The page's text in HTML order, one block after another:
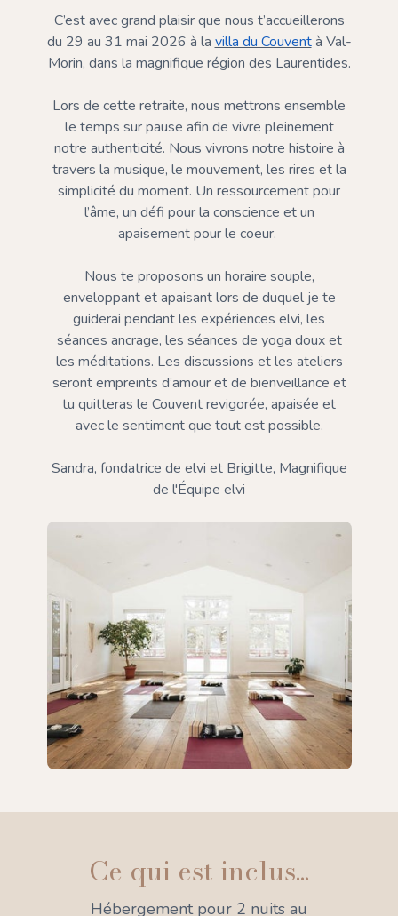
C’est avec grand plaisir que nous t’accueillerons
du 29 au 31 mai 2026 à la villa du Couventà Val-
Morin, dans la magnifique région des Laurentides.
Lors de cette retraite, nous mettrons ensemble
le temps sur pause afin de vivre pleinement
notre authenticité. Nous vivrons notre histoire à
travers la musique, le mouvement, les rires et la
simplicité du moment. Un ressourcement pour
l’âme, un défi pour la conscience et un
apaisement pour le coeur.
Nous te proposons un horaire souple,
enveloppant et apaisant lors de duquel je te
guiderai pendant les expériences elvi, les
séances ancrage, les séances de yoga doux et
les méditations. Les discussions et les ateliers
seront empreints d’amour et de bienveillance et
tu quitteras le Couvent revigorée, apaisée et
avec le sentiment que tout est possible.
Sandra, fondatrice de elvi et Brigitte, Magnifique
de l'Équipe elvi
Ce qui est inclus...
Hébergement pour 2 nuits au